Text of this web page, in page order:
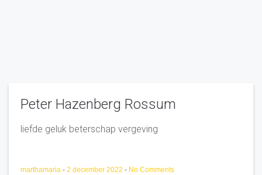
Peter Hazenberg Rossum
liefde geluk beterschap vergeving
marthamaria - 2 december 2022 - No Comments